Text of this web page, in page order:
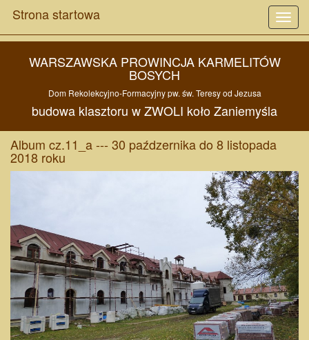
Strona startowa
WARSZAWSKA PROWINCJA KARMELITÓW
BOSYCH
Dom Rekolekcyjno-Formacyjny pw. św. Teresy od Jezusa
budowa klasztoru wZWOLI kołoZaniemyśla
Album cz.11_a --- 30 paźdzernika do 8 listopada
2018 roku